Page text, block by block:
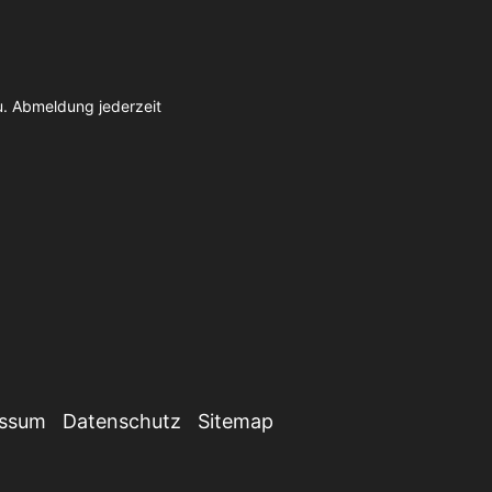
Abmeldung jederzeit
Datenschutz Sitemap